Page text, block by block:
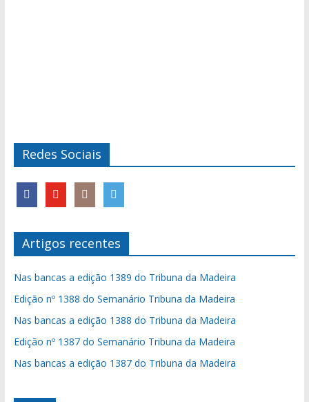
Redes Sociais
Artigos recentes
Nas bancas a edição 1389 do Tribuna da Madeira
Edição nº 1388 do Semanário Tribuna da Madeira
Nas bancas a edição 1388 do Tribuna da Madeira
Edição nº 1387 do Semanário Tribuna da Madeira
Nas bancas a edição 1387 do Tribuna da Madeira